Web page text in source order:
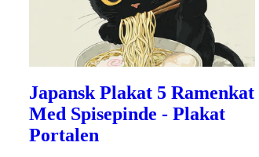
Japansk Plakat 5 Ramenkat
Med Spisepinde - Plakat
Portalen